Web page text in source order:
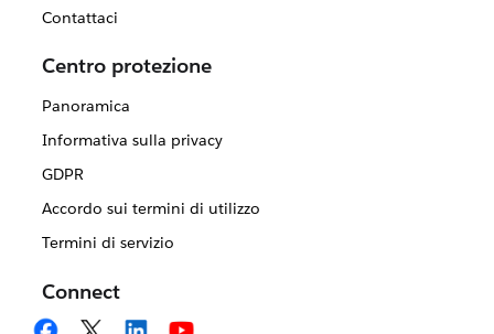
Contattaci
Centro protezione
Panoramica
Informativa sulla privacy
GDPR
Accordo sui termini di utilizzo
Termini di servizio
Connect